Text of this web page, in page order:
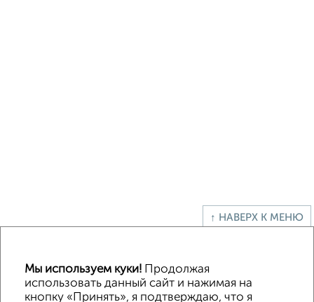
↑ НАВЕРХ К МЕНЮ
Помещение свободного назначения
Складское помещение
Производственное помещение
Мы используем куки! Продолжая
использовать данный сайт и нажимая на
кнопку «Принять», я подтверждаю, что я